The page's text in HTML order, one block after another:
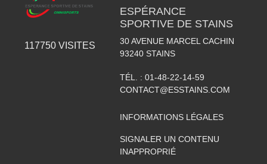
117750VISITES
ESPÉRANCE
SPORTIVE DE STAINS
30 AVENUE MARCEL CACHIN
93240 STAINS
TÉL. : 01-48-22-14-59
CONTACT@ESSTAINS.COM
INFORMATIONS LÉGALES
SIGNALER UN CONTENU
INAPPROPRIÉ